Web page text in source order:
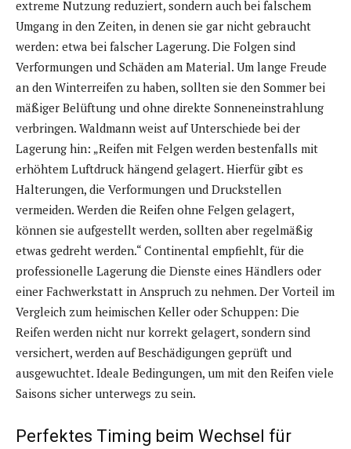
extreme Nutzung reduziert, sondern auch bei falschem
Umgang in den Zeiten, in denen sie gar nicht gebraucht
werden: etwa bei falscher Lagerung. Die Folgen sind
Verformungen und Schäden am Material. Um lange Freude
an den Winterreifen zu haben, sollten sie den Sommer bei
mäßiger Belüftung und ohne direkte Sonneneinstrahlung
verbringen. Waldmann weist auf Unterschiede bei der
Lagerung hin: „Reifen mit Felgen werden bestenfalls mit
erhöhtem Luftdruck hängend gelagert. Hierfür gibt es
Halterungen, die Verformungen und Druckstellen
vermeiden. Werden die Reifen ohne Felgen gelagert,
können sie aufgestellt werden, sollten aber regelmäßig
etwas gedreht werden.“ Continental empfiehlt, für die
professionelle Lagerung die Dienste eines Händlers oder
einer Fachwerkstatt in Anspruch zu nehmen. Der Vorteil im
Vergleich zum heimischen Keller oder Schuppen: Die
Reifen werden nicht nur korrekt gelagert, sondern sind
versichert, werden auf Beschädigungen geprüft und
ausgewuchtet. Ideale Bedingungen, um mit den Reifen viele
Saisons sicher unterwegs zu sein.
Perfektes Timing beim Wechsel für